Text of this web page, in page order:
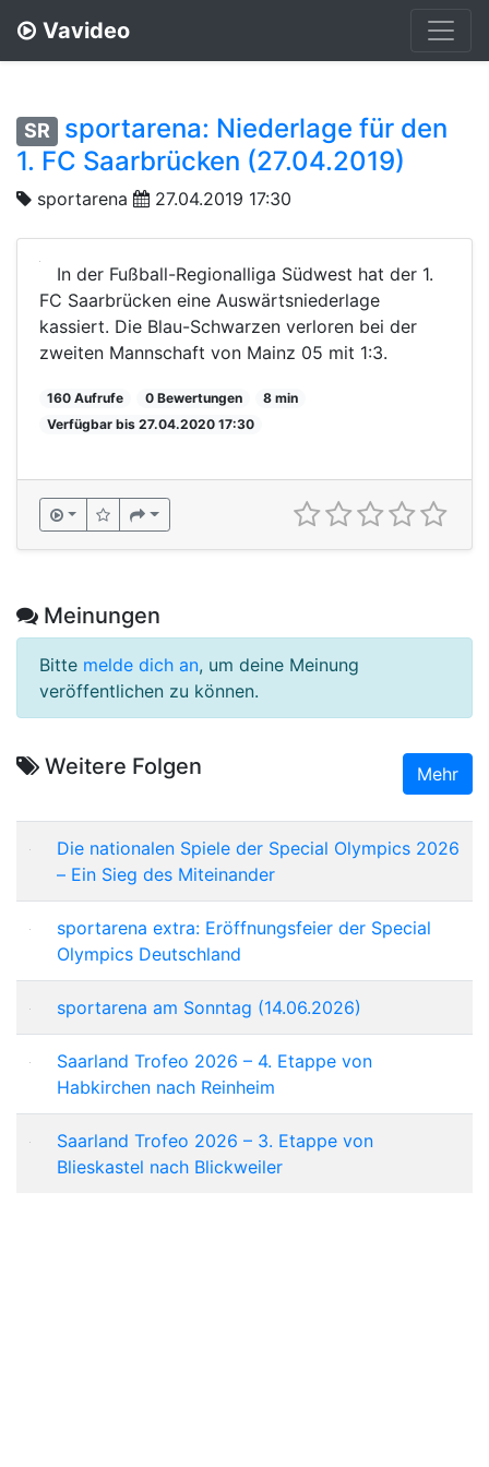
Vavideo
SR
sportarena: Niederlage für den
1. FC Saarbrücken (27.04.2019)
sportarena 27.04.2019 17:30
In der Fußball-Regionalliga Südwest hat der 1.
FC Saarbrücken eine Auswärtsniederlage
kassiert. Die Blau-Schwarzen verloren bei der
zweiten Mannschaft von Mainz 05 mit 1:3.
160 Aufrufe 0 Bewertungen
8 min
Verfügbar bis 27.04.2020 17:30
Meinungen
Bitte melde dich an, um deine Meinung
veröffentlichen zu können.
Weitere Folgen Mehr
Die nationalen Spiele der Special Olympics 2026
– Ein Sieg des Miteinander
sportarena extra: Eröffnungsfeier der Special
Olympics Deutschland
sportarena am Sonntag (14.06.2026)
Saarland Trofeo 2026 – 4. Etappe von
Habkirchen nach Reinheim
Saarland Trofeo 2026 – 3. Etappe von
Blieskastel nach Blickweiler